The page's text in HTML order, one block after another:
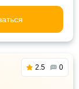
2.5 0